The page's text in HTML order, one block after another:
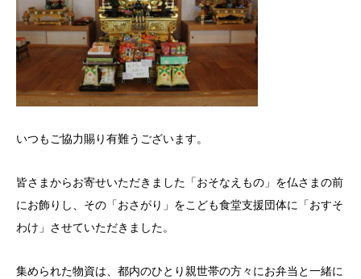
いつもご協力賜り有難うございます。
皆さまからお寄せいただきました「おそなえもの」を仏さまの前
にお飾りし、その「おさがり」をこども食堂支援団体に「おすそ
わけ」させていただきました。
集められた物資は、都内のひとり親世帯の方々にお弁当と一緒に